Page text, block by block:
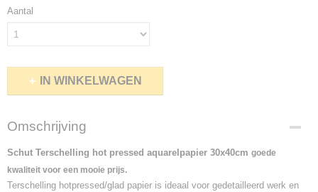
Aantal
IN WINKELWAGEN
Omschrijving
Schut Terschelling hot pressed aquarelpapier 30x40cm goede
kwaliteit voor een mooie prijs.
Terschelling hotpressed/glad papier is ideaal voor gedetailleerd werk en